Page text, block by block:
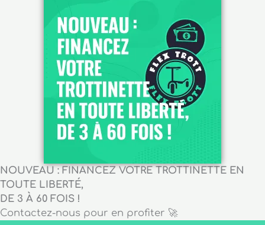
NOUVEAU : FINANCEZ VOTRE TROTTINETTE EN
TOUTE LIBERTÉ,
DE 3 À 60 FOIS !
Contactez-nous pour en profiter 🚀